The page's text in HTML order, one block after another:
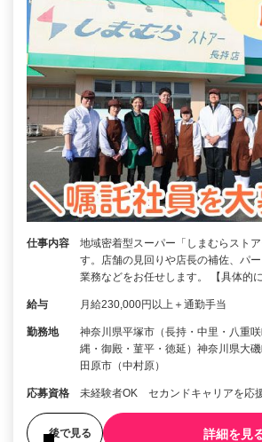
仕事内容
地域密着型スーパー「しまむらスト
す。店舗の見回りや店長の補佐、パ
業務などをお任せします。 【具体的
給与 月給230,000円以上＋通勤手当
勤務地
神奈川県平塚市（長持・中里・八重
縄・御殿・菫平・徳延）神奈川県大
田原市（中村原）
応募資格 未経験者OK セカンドキャリアを応
後で見る 詳細を見